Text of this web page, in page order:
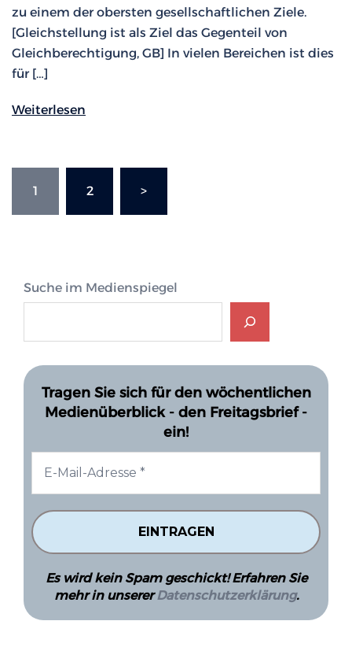
zu einem der obersten gesellschaftlichen Ziele.
[Gleichstellung ist als Ziel das Gegenteil von
Gleichberechtigung, GB] In vielen Bereichen ist dies
für […]
Weiterlesen
der
Beiträge
1 2 >
Suche im Medienspiegel
Tragen Sie sich für den wöchentlichen
Medienüberblick - den Freitagsbrief -
ein!
Es wird kein Spam geschickt! Erfahren Sie
mehr in unsererDatenschutzerklärung.